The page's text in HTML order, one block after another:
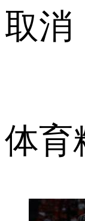
取消
体育